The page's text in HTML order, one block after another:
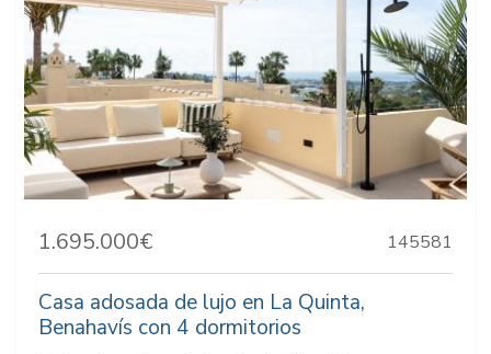
1.695.000€ 145581
Casa adosada de lujo en La Quinta,
Benahavís con 4 dormitorios